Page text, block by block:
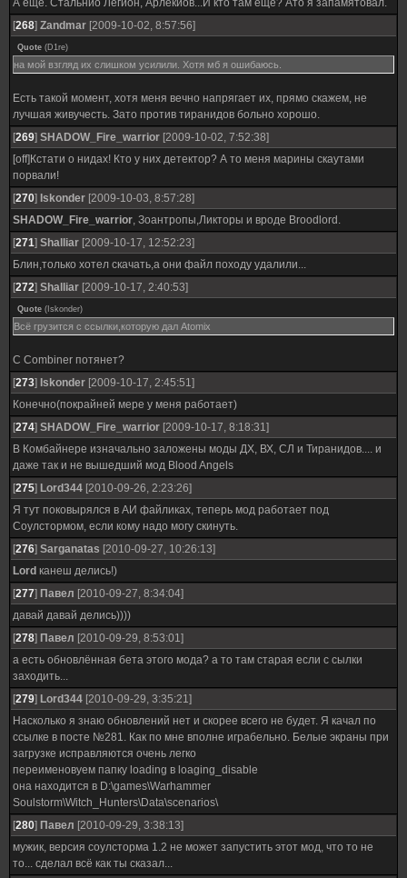
А ещё. Стальнйо Легион, Арлекиов...И кто там ещё? Ато я запамятовал.
[268] Zandmar [2009-10-02, 8:57:56]
Quote (D1re)
на мой взгляд их слишком усилили. Хотя мб я ошибаюсь.
Есть такой момент, хотя меня вечно напрягает их, прямо скажем, не
лучшая живучесть. Зато против тиранидов больно хорошо.
[269] SHADOW_Fire_warrior [2009-10-02, 7:52:38]
[off]Кстати о нидах! Кто у них детектор? А то меня марины скаутами
порвали!
[270] Iskonder [2009-10-03, 8:57:28]
SHADOW_Fire_warrior, Зоантропы,Ликторы и вроде Broodlord.
[271] Shalliar [2009-10-17, 12:52:23]
Блин,только хотел скачать,а они файл походу удалили...
[272] Shalliar [2009-10-17, 2:40:53]
Quote ( Iskonder)
Всё грузится с ссылки,которую дал Atomix
С Combiner потянет?
[273] Iskonder [2009-10-17, 2:45:51]
Конечно(покрайней мере у меня работает)
[274] SHADOW_Fire_warrior [2009-10-17, 8:18:31]
В Комбайнере изначально заложены моды ДХ, ВХ, СЛ и Тиранидов.... и
даже так и не вышедший мод Blood Angels
[275] Lord344 [2010-09-26, 2:23:26]
Я тут поковырялся в АИ файликах, теперь мод работает под
Соулстормом, если кому надо могу скинуть.
[276] Sarganatas [2010-09-27, 10:26:13]
Lord канеш делись!)
[277] Павел [2010-09-27, 8:34:04]
давай давай делись))))
[278] Павел [2010-09-29, 8:53:01]
а есть обновлённая бета этого мода? а то там старая если с сылки
заходить...
[279] Lord344 [2010-09-29, 3:35:21]
Насколько я знаю обновлений нет и скорее всего не будет. Я качал по
ссылке в посте №281. Как по мне вполне играбельно. Белые экраны при
загрузке исправляются очень легко
переименовуем папку loading в loaging_disable
она находится в D:\games\Warhammer
Soulstorm\Witch_Hunters\Data\scenarios\
[280] Павел [2010-09-29, 3:38:13]
мужик, версия соулсторма 1.2 не может запустить этот мод, что то не
то... сделал всё как ты сказал...